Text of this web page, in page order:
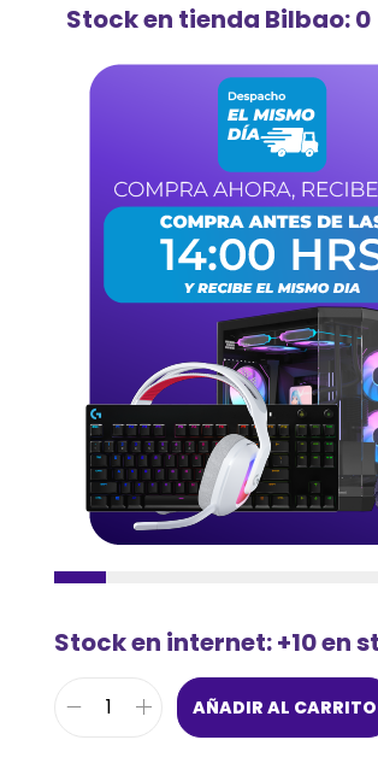
Stock en tienda Bilbao: 0
Stock en internet: +10 en
AÑADIR AL CARRITO